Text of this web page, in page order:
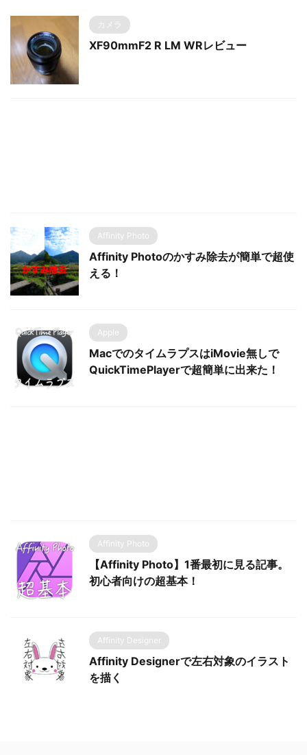
カメラ
XF90mmF2 R LM WRレビュー
Affinity Photo
Affinity Photoのかすみ除去が簡単で超使
える！
Apple
MacでのタイムラプスはiMovie無しで
QuickTimePlayerで超簡単に出来た！
Affinity Photo
【Affinity Photo】1番最初に見る記事。
初心者向けの超基本！
Affinity Designer
Affinity Designerで左右対象のイラスト
を描く